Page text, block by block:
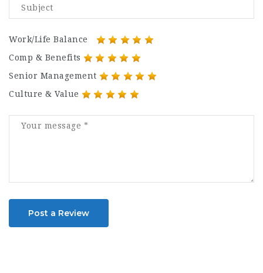
Work/Life Balance
Comp & Benefits
Senior Management
Culture & Value
Post a Review